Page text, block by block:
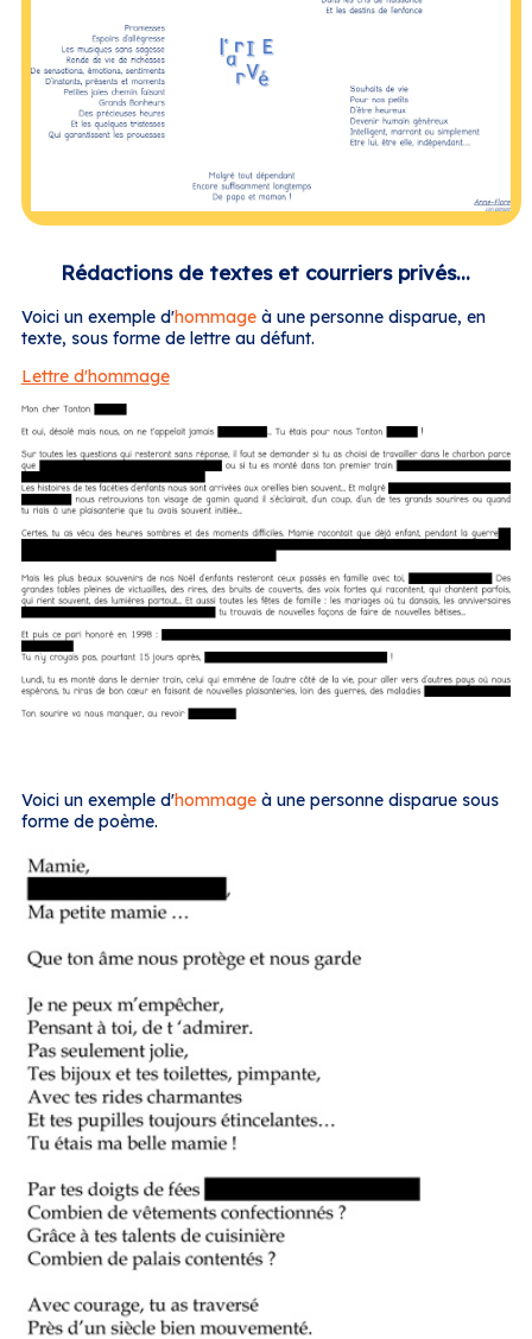
Rédactions de textes et courriers privés...
Voici un exemple d'hommageà une personne disparue, en
texte, sous forme de lettre au défunt.
Lettre d'hommage
Voici un exemple d'hommageà une personne disparue sous
forme de poème.